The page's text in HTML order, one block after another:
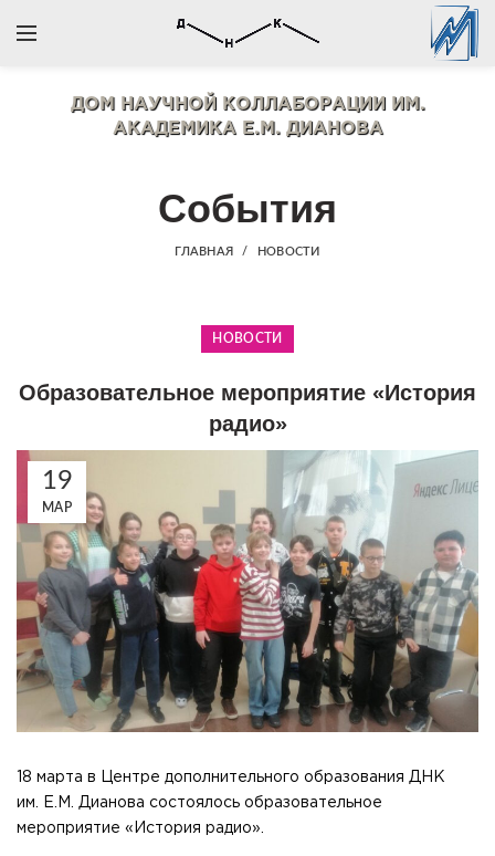
ДОМ НАУЧНОЙ КОЛЛАБОРАЦИИ
ИМ.
АКАДЕМИКА Е.М. ДИАНОВА
События
ГЛАВНАЯ НОВОСТИ
НОВОСТИ
Образовательное мероприятие «История
радио»
19
МАР
18 марта в Центре дополнительного образования ДНК
им. Е.М. Дианова состоялось образовательное
мероприятие «История радио».